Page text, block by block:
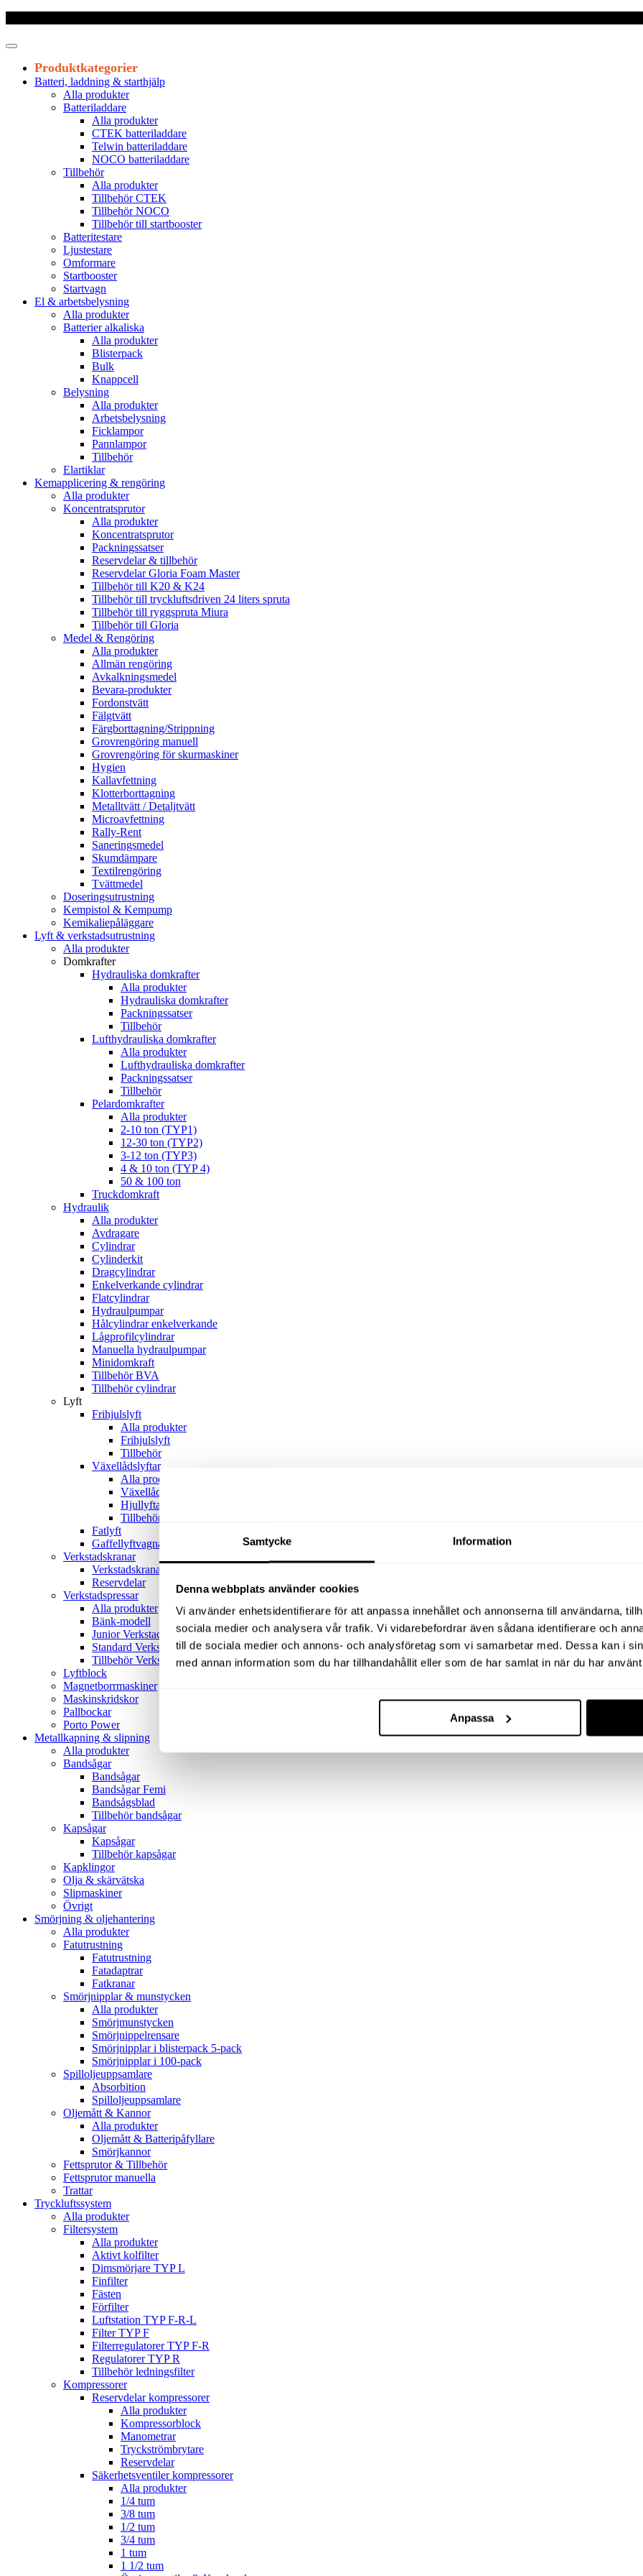
Samtycke Information
Denna webbplats använder cookies
Vi använder enhetsidentifierare för att anpassa innehållet och annonserna till användarna,
sociala medier och analysera vår trafik. Vi vidarebefordrar även sådana identifierare och
till de sociala medier och annons- och analysföretag som vi samarbetar med. Dessa kan i
med annan information som du har tillhandahållit eller som de har samlat in när du har
Anpassa
Produktkategorier
Batteri, laddning & starthjälp
Alla produkter
Batteriladdare
Alla produkter
CTEK batteriladdare
Telwin batteriladdare
NOCO batteriladdare
Tillbehör
Alla produkter
Tillbehör CTEK
Tillbehör NOCO
Tillbehör till startbooster
Batteritestare
Ljustestare
Omformare
Startbooster
Startvagn
El & arbetsbelysning
Alla produkter
Batterier alkaliska
Alla produkter
Blisterpack
Bulk
Knappcell
Belysning
Alla produkter
Arbetsbelysning
Ficklampor
Pannlampor
Tillbehör
Elartiklar
Kemapplicering & rengöring
Alla produkter
Koncentratsprutor
Alla produkter
Koncentratsprutor
Packningssatser
Reservdelar & tillbehör
Reservdelar Gloria Foam Master
Tillbehör till K20 & K24
Tillbehör till tryckluftsdriven 24 liters spruta
Tillbehör till ryggspruta Miura
Tillbehör till Gloria
Medel & Rengöring
Alla produkter
Allmän rengöring
Avkalkningsmedel
Bevara-produkter
Fordonstvätt
Fälgtvätt
Färgborttagning/Strippning
Grovrengöring manuell
Grovrengöring för skurmaskiner
Hygien
Kallavfettning
Klotterborttagning
Metalltvätt / Detaljtvätt
Microavfettning
Rally-Rent
Saneringsmedel
Skumdämpare
Textilrengöring
Tvättmedel
Doseringsutrustning
Kempistol & Kempump
Kemikaliepåläggare
Lyft & verkstadsutrustning
Alla produkter
Domkrafter
Hydrauliska domkrafter
Alla produkter
Hydrauliska domkrafter
Packningssatser
Tillbehör
Lufthydrauliska domkrafter
Alla produkter
Lufthydrauliska domkrafter
Packningssatser
Tillbehör
Pelardomkrafter
Alla produkter
2-10 ton (TYP1)
12-30 ton (TYP2)
3-12 ton (TYP3)
4 & 10 ton (TYP 4)
50 & 100 ton
Truckdomkraft
Hydraulik
Alla produkter
Avdragare
Cylindrar
Cylinderkit
Dragcylindrar
Enkelverkande cylindrar
Flatcylindrar
Hydraulpumpar
Hålcylindrar enkelverkande
Lågprofilcylindrar
Manuella hydraulpumpar
Minidomkraft
Tillbehör BVA
Tillbehör cylindrar
Lyft
Frihjulslyft
Alla produkter
Frihjulslyft
Tillbehör
Växellådslyftar
Alla produkter
Växellådslyftar
Hjullyftar
Tillbehör
Fatlyft
Gaffellyftvagnar
Verkstadskranar
Verkstadskranar
Reservdelar
Verkstadspressar
Alla produkter
Bänk-modell
Junior Verkstadspress
Standard Verkstadspress
Tillbehör Verkstadspressar
Lyftblock
Magnetborrmaskiner
Maskinskridskor
Pallbockar
Porto Power
Metallkapning & slipning
Alla produkter
Bandsågar
Bandsågar
Bandsågar Femi
Bandsågsblad
Tillbehör bandsågar
Kapsågar
Kapsågar
Tillbehör kapsågar
Kapklingor
Olja & skärvätska
Slipmaskiner
Övrigt
Smörjning & oljehantering
Alla produkter
Fatutrustning
Fatutrustning
Fatadaptrar
Fatkranar
Smörjnipplar & munstycken
Alla produkter
Smörjmunstycken
Smörjnippelrensare
Smörjnipplar i blisterpack 5-pack
Smörjnipplar i 100-pack
Spilloljeuppsamlare
Absorbition
Spilloljeuppsamlare
Oljemått & Kannor
Alla produkter
Oljemått & Batteripåfyllare
Smörjkannor
Fettsprutor & Tillbehör
Fettsprutor manuella
Trattar
Tryckluftssystem
Alla produkter
Filtersystem
Alla produkter
Aktivt kolfilter
Dimsmörjare TYP L
Finfilter
Fästen
Förfilter
Luftstation TYP F-R-L
Filter TYP F
Filterregulatorer TYP F-R
Regulatorer TYP R
Tillbehör ledningsfilter
Kompressorer
Reservdelar kompressorer
Alla produkter
Kompressorblock
Manometrar
Tryckströmbrytare
Reservdelar
Säkerhetsventiler kompressorer
Alla produkter
1/4 tum
3/8 tum
1/2 tum
3/4 tum
1 tum
1 1/2 tum